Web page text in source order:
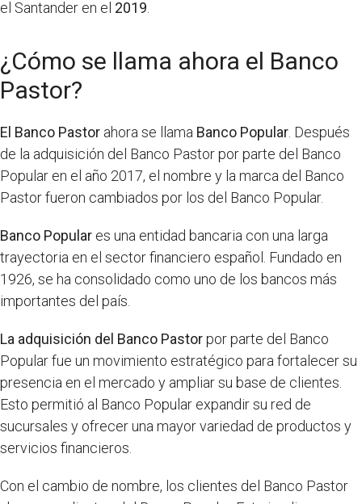
el Santander en el 2019
¿Cómo se llama ahora el Banco
Pastor?
El Banco Pastor ahora se llama Banco Popular . Después
de la adquisición del Banco Pastor por parte del Banco
Popular en el año 2017, el nombre y la marca del Banco
Pastor fueron cambiados por los del Banco Popular.
Banco Popular es una entidad bancaria con una larga
trayectoria en el sector financiero español. Fundado en
1926, se ha consolidado como uno de los bancos más
importantes del país.
La adquisición del Banco Pastorpor parte del Banco
Popular fue un movimiento estratégico para fortalecer su
presencia en el mercado y ampliar su base de clientes.
Esto permitió al Banco Popular expandir su red de
sucursales y ofrecer una mayor variedad de productos y
servicios financieros.
Con el cambio de nombre, los clientes del Banco Pastor